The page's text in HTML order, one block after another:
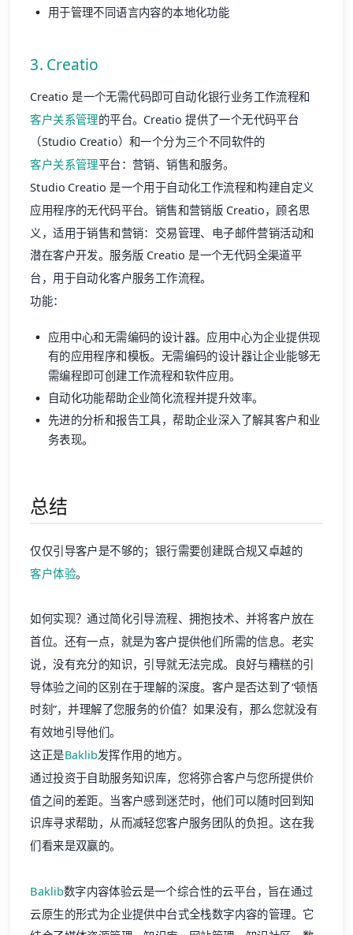
用于管理不同语言内容的本地化功能
3. Creatio
Creatio 是一个无需代码即可自动化银行业务工作流程和
客户关系管理的平台。Creatio 提供了一个无代码平台
（Studio Creatio）和一个分为三个不同软件的
客户关系管理平台：营销、销售和服务。
Studio Creatio 是一个用于自动化工作流程和构建自定义
应用程序的无代码平台。销售和营销版 Creatio，顾名思
义，适用于销售和营销：交易管理、电子邮件营销活动和
潜在客户开发。服务版 Creatio 是一个无代码全渠道平
台，用于自动化客户服务工作流程。
功能：
应用中心和无需编码的设计器。应用中心为企业提供现
有的应用程序和模板。无需编码的设计器让企业能够无
需编程即可创建工作流程和软件应用。
自动化功能帮助企业简化流程并提升效率。
先进的分析和报告工具，帮助企业深入了解其客户和业
务表现。
总结
仅仅引导客户是不够的；银行需要创建既合规又卓越的
客户体验。
如何实现？通过简化引导流程、拥抱技术、并将客户放在
首位。还有一点，就是为客户提供他们所需的信息。老实
说，没有充分的知识，引导就无法完成。良好与糟糕的引
导体验之间的区别在于理解的深度。客户是否达到了“顿悟
时刻”，并理解了您服务的价值？如果没有，那么您就没有
有效地引导他们。
这正是Baklib发挥作用的地方。
通过投资于自助服务知识库，您将弥合客户与您所提供价
值之间的差距。当客户感到迷茫时，他们可以随时回到知
识库寻求帮助，从而减轻您客户服务团队的负担。这在我
们看来是双赢的。
Baklib数字内容体验云是一个综合性的云平台，旨在通过
云原生的形式为企业提供中台式全栈数字内容的管理。它